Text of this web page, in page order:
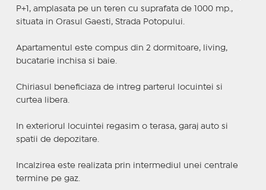
P+1, amplasata pe un teren cu suprafata de 1000 mp.,
situata in Orasul Gaesti, Strada Potopului.
Apartamentul este compus din 2 dormitoare, living,
bucatarie inchisa si baie.
Chiriasul beneficiaza de intreg parterul locuintei si
curtea libera.
In exteriorul locuintei regasim o terasa, garaj auto si
spatii de depozitare.
Incalzirea este realizata prin intermediul unei centrale
termine pe gaz.